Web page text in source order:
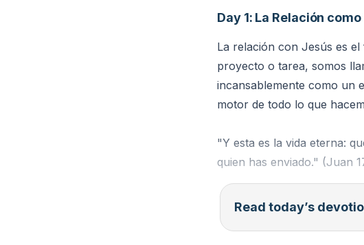
Day 1: La Relación
La relación con Jesús es
proyecto o tarea, somos
incansablemente como un
motor de todo lo que
"Y esta es la vida eterna:
quien has enviado." (Juan
Reflexión: ¿Qué pasos
y hacer de Él tu prioridad
Read today’s